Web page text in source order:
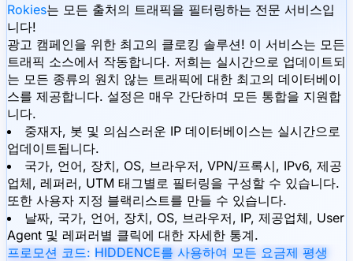
Rokies는 모든 출처의 트래픽을 필터링하는 전문 서비스입
니다!
광고 캠페인을 위한 최고의 클로킹 솔루션! 이 서비스는 모든
트래픽 소스에서 작동합니다. 저희는 실시간으로 업데이트되
는 모든 종류의 원치 않는 트래픽에 대한 최고의 데이터베이
스를 제공합니다. 설정은 매우 간단하며 모든 통합을 지원합
니다.
중재자, 봇 및 의심스러운 IP 데이터베이스는 실시간으로
업데이트됩니다.
국가, 언어, 장치, OS, 브라우저, VPN/프록시, IPv6, 제공
업체, 레퍼러, UTM 태그별로 필터링을 구성할 수 있습니다.
또한 사용자 지정 블랙리스트를 만들 수 있습니다.
날짜, 국가, 언어, 장치, OS, 브라우저, IP, 제공업체, User
Agent 및 레퍼러별 클릭에 대한 자세한 통계.
프로모션 코드: HIDDENCE를 사용하여 모든 요금제 평생